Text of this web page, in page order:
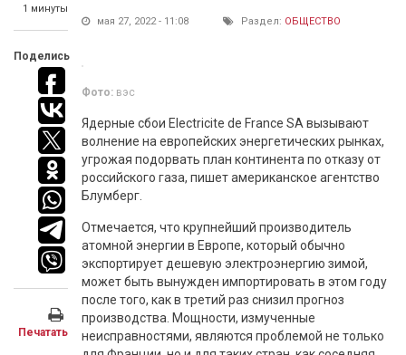
1 минуты
Поделись
Печатать
мая 27, 2022 - 11:08 Раздел: ОБЩЕСТВО
Фото: вэс
Ядерные сбои Electricite de France SA вызывают
волнение на европейских энергетических рынках,
угрожая подорвать план континента по отказу от
российского газа, пишет американское агентство
Блумберг.
Отмечается, что крупнейший производитель
атомной энергии в Европе, который обычно
экспортирует дешевую электроэнергию зимой,
может быть вынужден импортировать в этом году
после того, как в третий раз снизил прогноз
производства. Мощности, измученные
неисправностями, являются проблемой не только